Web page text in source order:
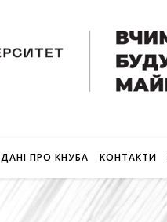
ДАНІ ПРО КНУБА КОНТАКТИ